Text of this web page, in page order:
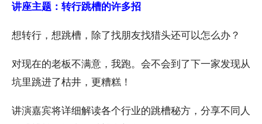
讲座主题：转行跳槽的许多招
想转行，想跳槽，除了找朋友找猎头还可以怎么办？
对现在的老板不满意，我跑。会不会到了下一家发现从
坑里跳进了枯井，更糟糕！
讲演嘉宾将详细解读各个行业的跳槽秘方，分享不同人